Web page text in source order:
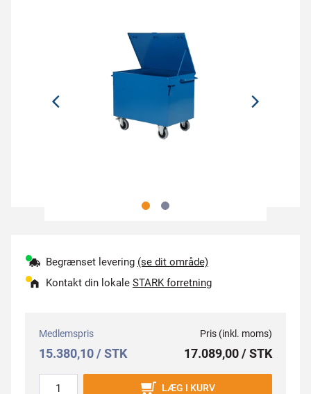
Begrænset levering (se dit område)
Kontakt din lokale STARK forretning
Medlemspris
15.380,10 / STK
Pris (inkl. moms)
17.089,00 / STK
LÆG I KURV